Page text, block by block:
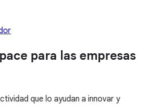
para las empresas
que lo ayudan a innovar y